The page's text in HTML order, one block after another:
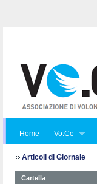
Home Vo.Ce
Articoli di Giornale
Cartella